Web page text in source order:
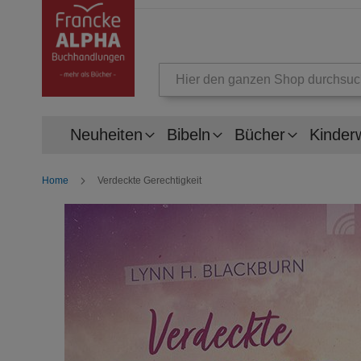
Neuheiten Bibeln Bücher
Home Verdeckte Gerechtigkeit
Zum